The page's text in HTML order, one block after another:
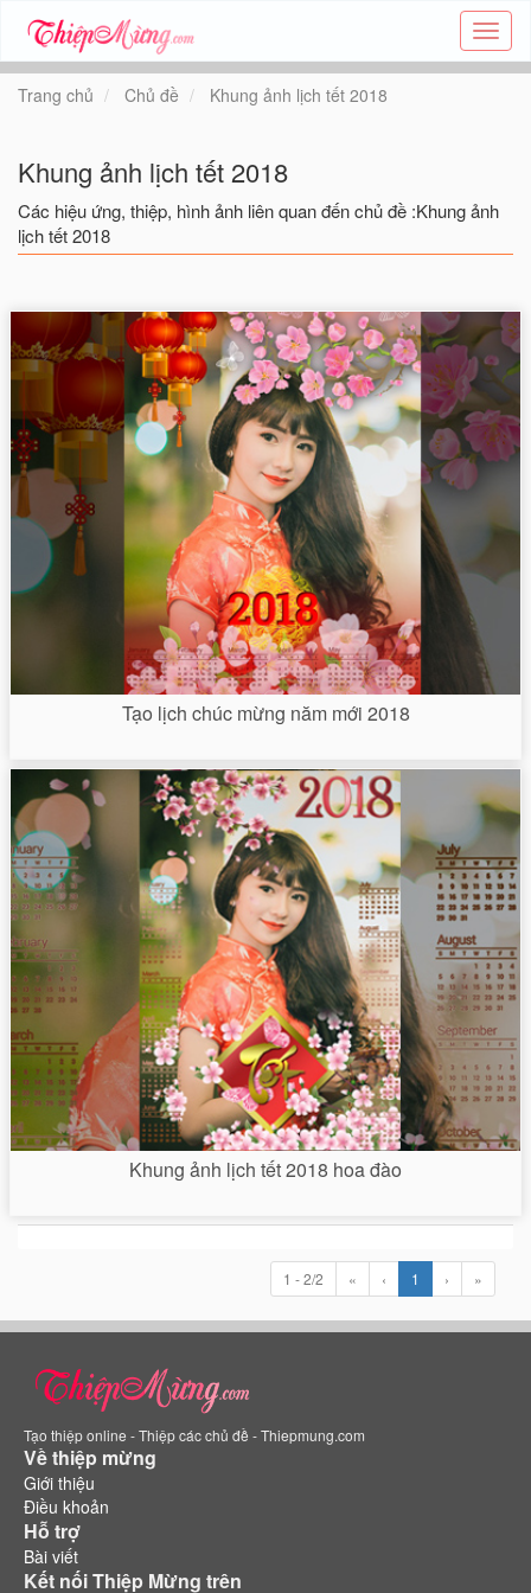
Tạo
thiệp
online
đề
-
Trang chủ Chủ đề Khung ảnh lịch tết 2018
Khung ảnh lịch tết 2018
Các hiệu ứng, thiệp, hình ảnh liên quan đến chủ đề :Khung ảnh
lịch tết 2018
Tạo lịch chúc mừng năm mới 2018
Khung ảnh lịch tết 2018 hoa đào
1 - 2/2 « ‹ 1 › »
Tạo thiệp online - Thiệp các chủ đề - Thiepmung.com
Về thiệp mừng
Giới thiệu
Điều khoản
Hỗ trợ
Bài viết
Kết nối Thiệp Mừng trên